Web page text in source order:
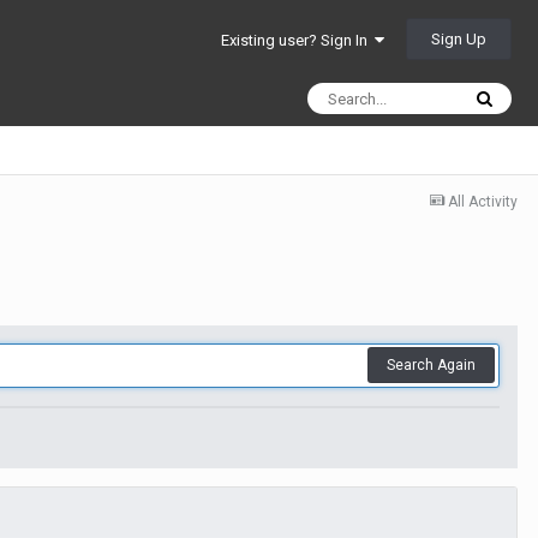
Existing user? Sign In Sign Up
All Activity
Search Again